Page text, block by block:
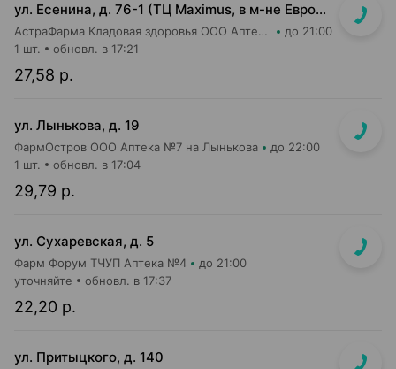
ул. Есенина, д. 76-1 (ТЦ Maximus, в м-не Евроопт Super)
АстраФарма Кладовая здоровья ООО Аптека №9 до 21:00
27,58 р.
1 шт. обновл. в 17:21
ул. Лынькова, д. 19
ФармОстров ООО Аптека №7 на Лынькова до 22:00
29,79 р.
1 шт. обновл. в 17:04
ул. Сухаревская, д. 5
Фарм Форум ТЧУП Аптека №4 до 21:00
22,20 р.
уточняйте обновл. в 17:37
ул. Притыцкого, д. 140